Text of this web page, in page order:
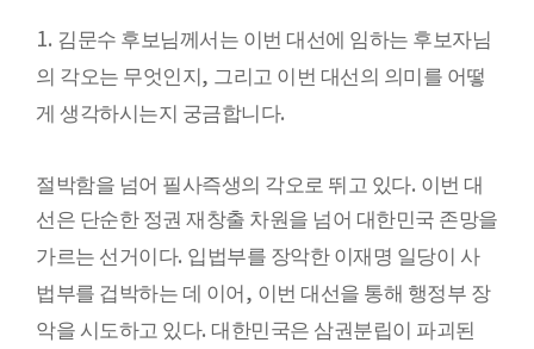
1. 김문수 후보님께서는 이번 대선에 임하는 후보자님
의 각오는 무엇인지, 그리고 이번 대선의 의미를 어떻
게 생각하시는지 궁금합니다.
절박함을 넘어 필사즉생의 각오로 뛰고 있다. 이번 대
선은 단순한 정권 재창출 차원을 넘어 대한민국 존망을
가르는 선거이다. 입법부를 장악한 이재명 일당이 사
법부를 겁박하는 데 이어 , 이번 대선을 통해 행정부 장
악을 시도하고 있다. 대한민국은 삼권분립이 파괴된